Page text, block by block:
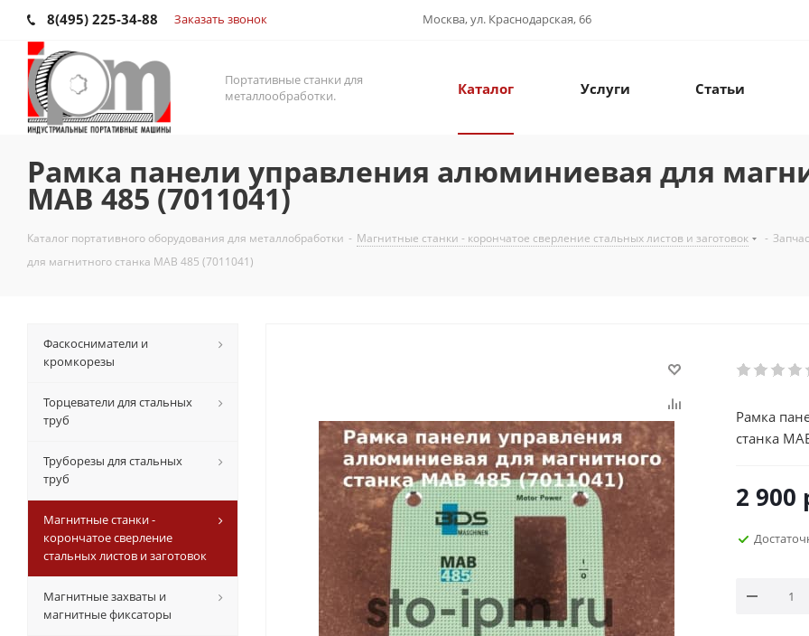
8(495) 225-34-88 Заказать звонок Москва, ул. Краснодарская, 66
Портативные станки для
металлообработки.
Каталог Услуги Статьи
Рамка панели управления алюминиевая для
MAB 485 (7011041)
Каталог портативного оборудования для металлобработки - Магнитные станки - корончатое сверление стальных листов и заготовок -
для магнитного станка MAB 485 (7011041)
Рамка
станка
2 900
Фаскосниматели и
кромкорезы
Торцеватели для стальных
труб
Труборезы для стальных
труб
Магнитные станки -
корончатое сверление
стальных листов и заготовок
Магнитные захваты и
магнитные фиксаторы